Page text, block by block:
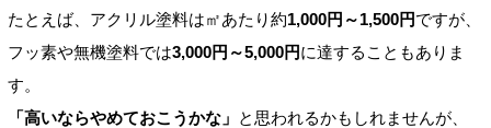
たとえば、アクリル塗料は㎡あたり約1,000円～1,500円ですが、
フッ素や無機塗料では3,000円～5,000円に達することもありま
す。
「高いならやめておこうかな」 と思われるかもしれませんが、